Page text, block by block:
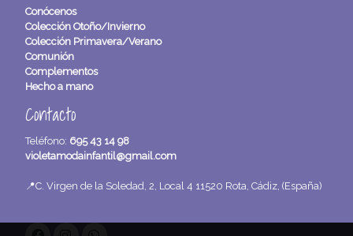
Conócenos
Colección Otoño/Invierno
Colección Primavera/Verano
Comunión
Complementos
Hecho a mano
Contacto
Teléfono: 695 43 14 98
violetamodainfantil@gmail.com
📍C. Virgen de la Soledad, 2, Local 4 11520 Rota, Cádiz, (España)